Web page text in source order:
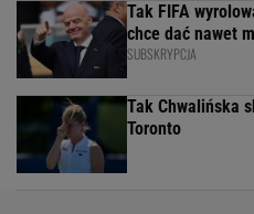
Tak FIFA
chce dać nawet
SUBSKRYPCJA
Tak Chwalińska
Toronto